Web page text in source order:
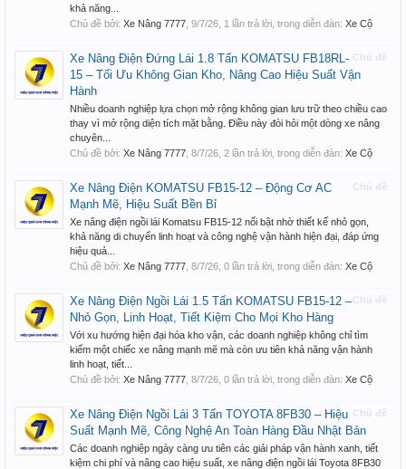
khả năng...
Chủ đề bởi: Xe Nâng 7777 9/7/26 , 1 lần trả lời, trong diễn đàn: Xe Cộ
Chủ đề
Xe Nâng Điện Đứng Lái 1.8 Tấn KOMATSU FB18RL-
15 – Tối Ưu Không Gian Kho, Nâng Cao Hiệu Suất Vận
Hành
Nhiều doanh nghiệp lựa chọn mở rộng không gian lưu trữ theo chiều cao
thay vì mở rộng diện tích mặt bằng. Điều này đòi hỏi một dòng xe nâng
chuyên...
Chủ đề bởi: Xe Nâng 7777 8/7/26 , 2 lần trả lời, trong diễn đàn: Xe Cộ
Chủ đề
Xe Nâng Điện KOMATSU FB15-12 – Động Cơ AC
Mạnh Mẽ, Hiệu Suất Bền Bỉ
Xe nâng điện ngồi lái Komatsu FB15-12 nổi bật nhờ thiết kế nhỏ gọn,
khả năng di chuyển linh hoạt và công nghệ vận hành hiện đại, đáp ứng
hiệu quả...
Chủ đề bởi: Xe Nâng 7777 8/7/26 , 0 lần trả lời, trong diễn đàn: Xe Cộ
Chủ đề
Xe Nâng Điện Ngồi Lái 1.5 Tấn KOMATSU FB15-12 –
Nhỏ Gọn, Linh Hoạt, Tiết Kiệm Cho Mọi Kho Hàng
Với xu hướng hiện đại hóa kho vận, các doanh nghiệp không chỉ tìm
kiếm một chiếc xe nâng mạnh mẽ mà còn ưu tiên khả năng vận hành
linh hoạt, tiết...
Chủ đề bởi: Xe Nâng 7777 8/7/26 , 0 lần trả lời, trong diễn đàn: Xe Cộ
Chủ đề
Xe Nâng Điện Ngồi Lái 3 Tấn TOYOTA 8FB30 – Hiệu
Suất Mạnh Mẽ, Công Nghệ An Toàn Hàng Đầu Nhật Bản
Các doanh nghiệp ngày càng ưu tiên các giải pháp vận hành xanh, tiết
kiệm chi phí và nâng cao hiệu suất, xe nâng điện ngồi lái Toyota 8FB30